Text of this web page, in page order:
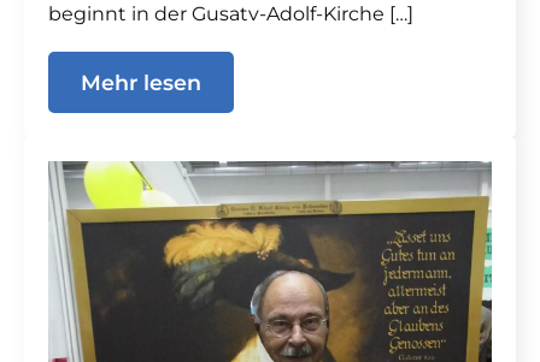
beginnt in der Gusatv-Adolf-Kirche […]
Mehr lesen